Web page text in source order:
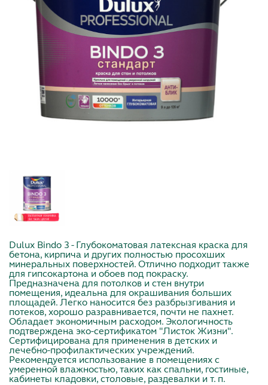
Dulux Bindo 3 - Глубокоматовая латексная краска для
бетона, кирпича и других полностью просохших
минеральных поверхностей. Отлично подходит также
для гипсокартона и обоев под покраску.
Предназначена для потолков и стен внутри
помещения, идеальна для окрашивания больших
площадей. Легко наносится без разбрызгивания и
потеков, хорошо разравнивается, почти не пахнет.
Обладает экономичным расходом. Экологичность
подтверждена эко-сертификатом "Листок Жизни".
Сертифицирована для применения в детских и
лечебно-профилактических учреждений.
Рекомендуется использование в помещениях с
умеренной влажностью, таких как спальни, гостиные,
кабинеты кладовки, столовые, раздевалки и т. п.